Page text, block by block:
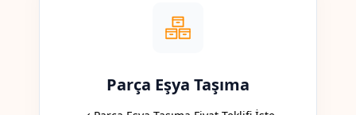
Parça Eşya Taşıma